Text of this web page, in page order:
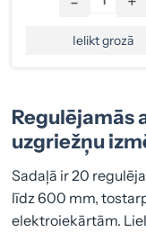
Ielikt grozā
Regulējamās
uzgriežņu
Sadaļā ir 20
līdz 600 mm,
elektroiekārtām.